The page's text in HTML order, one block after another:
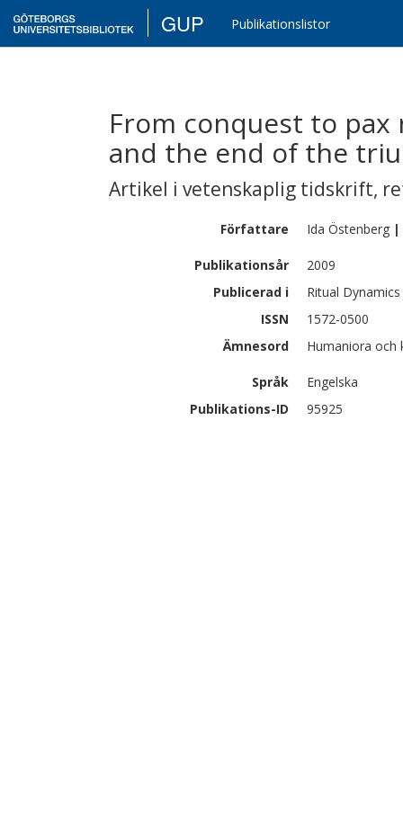
GUP Publikationslistor
From conquest to pax
and the end of the
Artikel i vetenskaplig tidskrift,
Författare Ida Östenberg |
Publikationsår
2009
Publicerad i
Ritual
ISSN
1572-0500
Ämnesord
Humaniora
Språk
Engelska
Publikations-ID
95925